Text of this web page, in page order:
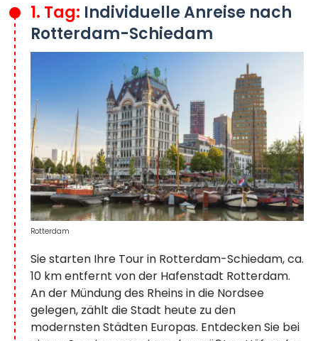
1. Tag: Individuelle Anreise nach
Rotterdam-Schiedam
Sie starten Ihre Tour in Rotterdam-Schiedam, ca.
10 km entfernt von der Hafenstadt Rotterdam.
An der Mündung des Rheins in die Nordsee
gelegen, zählt die Stadt heute zu den
modernsten Städten Europas. Entdecken Sie bei
Rotterdam